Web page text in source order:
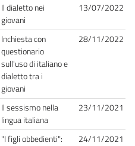
Il dialetto nei
giovani
13/07/2022
Inchiesta con
questionario
sull'uso di italiano e
dialetto tra i
giovani
28/11/2022
Il sessismo nella
lingua italiana
23/11/2021
"I figli obbedienti":
24/11/2021